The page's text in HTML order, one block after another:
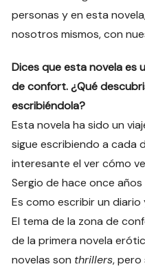
personas y en esta
nosotros mismos, con
Dices que esta novela es
de confort. ¿Qué
escribiéndola?
Esta novela ha sido un
sigue escribiendo a cada
interesante el ver cómo
Sergio de hace once
Es como escribir un
El tema de la zona de
de la primera novela
novelas son thrillers, pero